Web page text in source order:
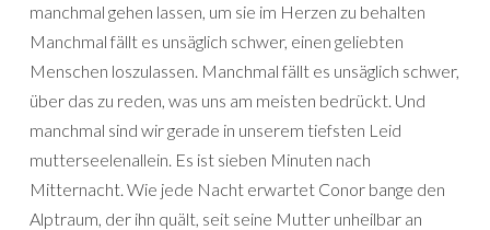
manchmal gehen lassen, um sie im Herzen zu behalten
Manchmal fällt es unsäglich schwer, einen geliebten
Menschen loszulassen. Manchmal fällt es unsäglich schwer,
über das zu reden, was uns am meisten bedrückt. Und
manchmal sind wir gerade in unserem tiefsten Leid
mutterseelenallein. Es ist sieben Minuten nach
Mitternacht. Wie jede Nacht erwartet Conor bange den
Alptraum, der ihn quält, seit seine Mutter unheilbar an